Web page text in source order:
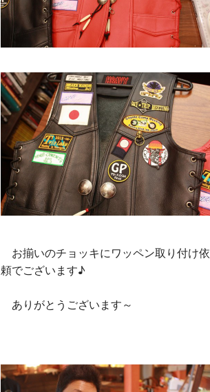
お揃いのチョッキにワッペン取り付け依
頼でございます♪
ありがとうございます～